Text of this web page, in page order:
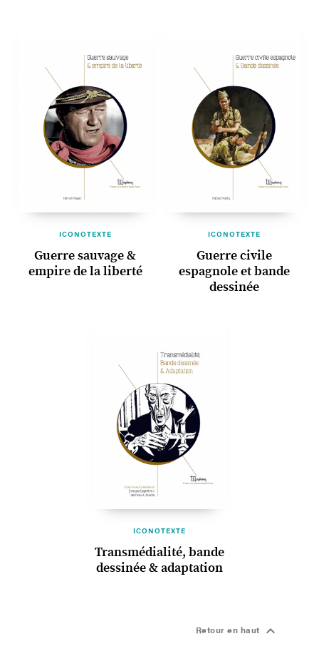
ICONOTEXTE
Guerre sauvage &
empire de la liberté
ICONOTEXTE
Guerre civile
espagnole et bande
dessinée
ICONOTEXTE
Transmédialité, bande
dessinée & adaptation
Retour en haut 